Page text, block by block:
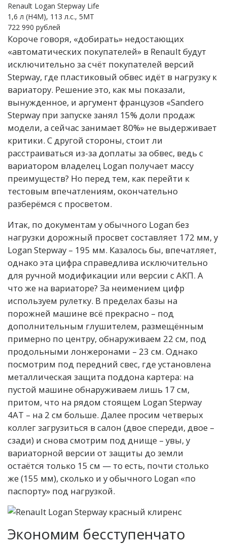
Renault Logan Stepway Life
1,6 л (H4M), 113 л.с., 5МТ
722 990 рублей
Короче говоря, «добирать» недостающих
«автоматических покупателей» в Renault будут
исключительно за счёт покупателей версий
Stepway, где пластиковый обвес идёт в нагрузку к
вариатору. Решение это, как мы показали,
вынужденное, и аргумент французов «Sandero
Stepway при запуске занял 15% доли продаж
модели, а сейчас занимает 80%» не выдерживает
критики. С другой стороны, стоит ли
расстраиваться из-за доплаты за обвес, ведь с
вариатором владелец Logan получает массу
преимуществ? Но перед тем, как перейти к
тестовым впечатлениям, окончательно
разберёмся с просветом.
Итак, по документам у обычного Logan без
нагрузки дорожный просвет составляет 172 мм, у
Logan Stepway – 195 мм. Казалось бы, впечатляет,
однако эта цифра справедлива исключительно
для ручной модификации или версии с АКП. А
что же на вариаторе? За неимением цифр
используем рулетку. В пределах базы на
порожней машине всё прекрасно – под
дополнительным глушителем, размещённым
примерно по центру, обнаруживаем 22 см, под
продольными лонжеронами – 23 см. Однако
посмотрим под передний свес, где установлена
металлическая защита поддона картера: на
пустой машине обнаруживаем лишь 17 см,
притом, что на рядом стоящем Logan Stepway
4AT – на 2 см больше. Далее просим четверых
коллег загрузиться в салон (двое спереди, двое –
сзади) и снова смотрим под днище – увы, у
вариаторной версии от защиты до земли
остаётся только 15 см — то есть, почти столько
же (155 мм), сколько и у обычного Logan «по
паспорту» под нагрузкой.
Экономим бесступенчато